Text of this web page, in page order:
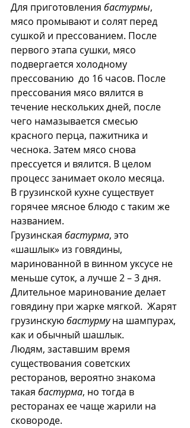
Для приготовления бастурмы,
мясо промывают и солят перед
сушкой и прессованием. После
первого этапа сушки, мясо
подвергается холодному
прессованию  до 16 часов. После
прессования мясо вялится в
течение нескольких дней, после
чего намазывается смесью
красного перца, пажитника и
чеснока. Затем мясо снова
прессуется и вялится. В целом
процесс занимает около месяца.
В грузинской кухне существует
горячее мясное блюдо с таким же
названием.
Грузинская бастурма, это
«шашлык» из говядины,
маринованной в винном уксусе не
меньше суток, а лучше 2 – 3 дня.
Длительное маринование делает
говядину при жарке мягкой.  Жарят
грузинскую бастурму на шампурах,
как и обычный шашлык.
Людям, заставшим время
существования советских
ресторанов, вероятно знакома
такая бастурма, но тогда в
ресторанах ее чаще жарили на
сковороде.